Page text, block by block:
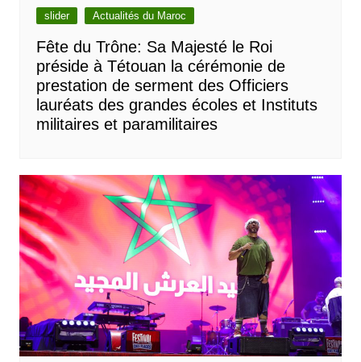
slider Actualités du Maroc
Fête du Trône: Sa Majesté le Roi
préside à Tétouan la cérémonie de
prestation de serment des Officiers
lauréats des grandes écoles et Instituts
militaires et paramilitaires